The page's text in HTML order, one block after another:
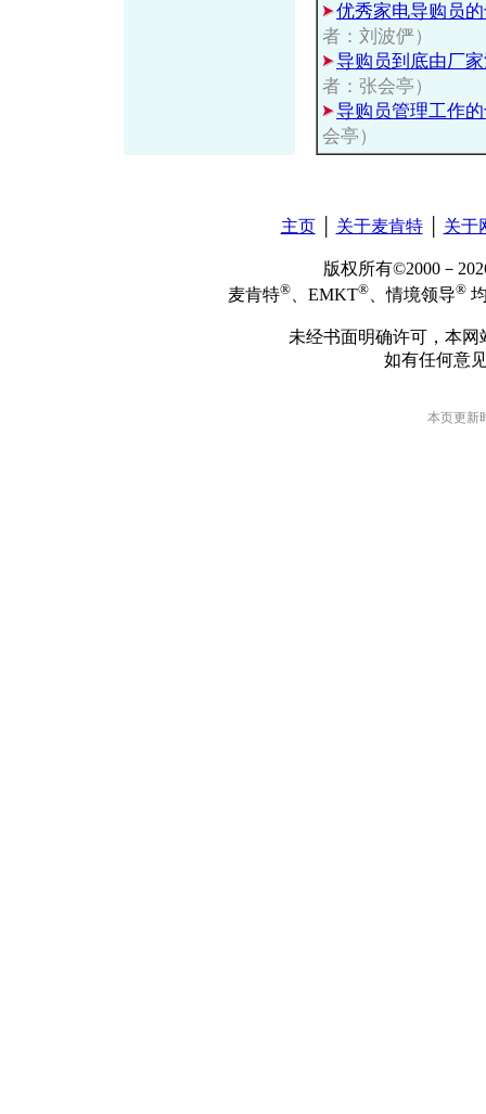
优秀家电导购员
者：刘波俨）
导购员到底由厂
者：张会亭）
导购员管理工作
会亭）
主页│ 关于麦肯特│ 关于
版权所有©2000－
麦肯特® 、EMKT® 、情境领导®
未经书面明确许可，本
如有任何意
本页更新